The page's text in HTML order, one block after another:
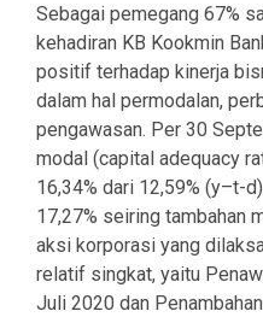
Sebagai pemegang 67%
kehadiran KB Kookmin
positif terhadap kinerja
dalam hal permodalan,
pengawasan. Per 30
modal (capital adequacy
16,34% dari 12,59% (y–t-
17,27% seiring tambahan
aksi korporasi yang
relatif singkat, yaitu
Juli 2020 dan